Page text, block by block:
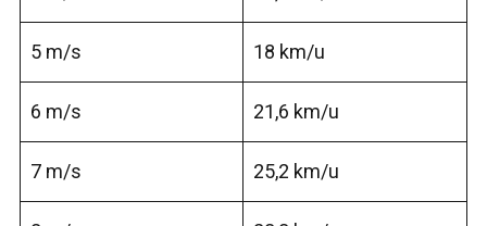
5 m/s 18 km/u
6 m/s 21,6 km/u
7 m/s 25,2 km/u